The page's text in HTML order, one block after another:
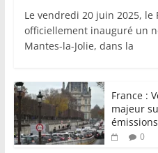
Le vendredi 20 juin 2025, le
officiellement inauguré un
Mantes-la-Jolie, dans la
France :
majeur
émissions
0